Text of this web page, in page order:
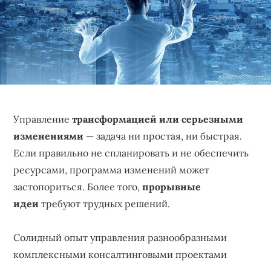
бизнеса,
создающее
устойчивые
конкурентные
преимущества.
Управлениетрансформацией или серьезными
изменениями — задача ни простая, ни быстрая.
Если правильно не спланировать и не обеспечить
ресурсами, программа изменений может
застопориться. Более того,прорывные
идеи требуют трудных решений.
Солидный опыт управления разнообразными
комплексными консалтинговыми проектами